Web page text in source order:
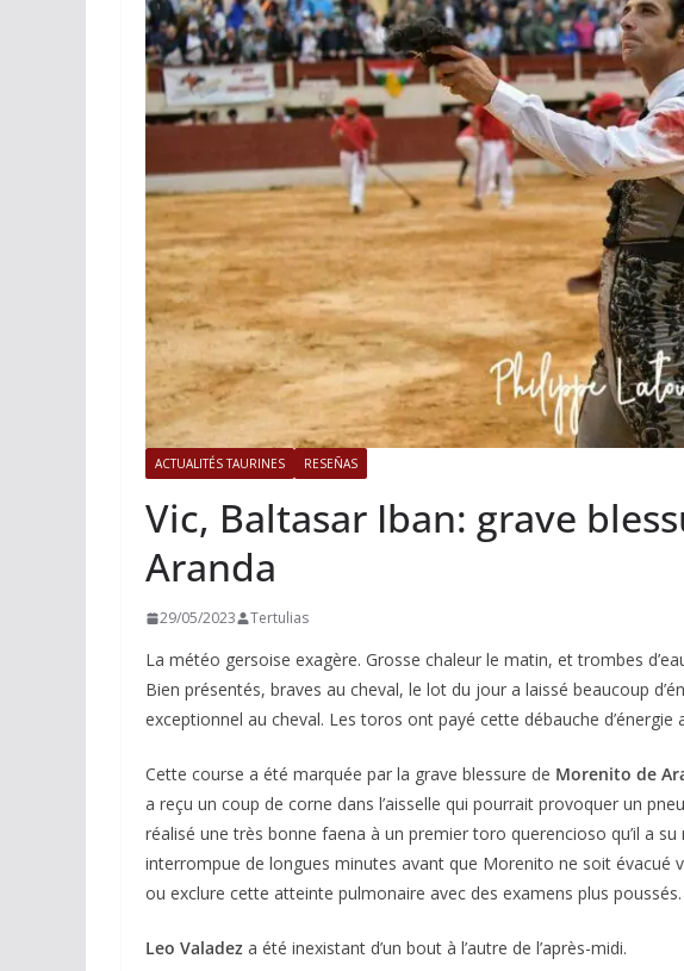
ACTUALITÉS TAURINES RESEÑAS
Vic, Baltasar Iban: grave
Aranda
29/05/2023 Tertulias
La météo gersoise exagère. Grosse chaleur le matin, et trombes
Bien présentés, braves au cheval, le lot du jour a laissé beaucoup
exceptionnel au cheval. Les toros ont payé cette débauche d’énergie
Cette course a été marquée par la grave blessure de Morenito de
a reçu un coup de corne dans l’aisselle qui pourrait provoquer un
réalisé une très bonne faena à un premier toro querencioso qu’il a
interrompue de longues minutes avant que Morenito ne soit évacué
ou exclure cette atteinte pulmonaire avec des examens plus poussés.
Leo Valadez a été inexistant d’un bout à l’autre de l’après-midi.
ACTUALITÉS TAURINES PHOTOS TAURINES
Istres, l’ouverture en
photos
19/06/2026 Tertulias